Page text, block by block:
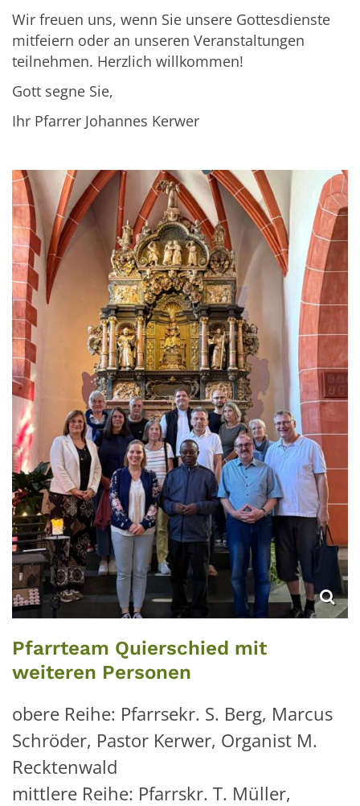
Wir freuen uns, wenn Sie unsere Gottesdienste
mitfeiern oder an unseren Veranstaltungen
teilnehmen. Herzlich willkommen!
Gott segne Sie,
Ihr Pfarrer Johannes Kerwer
Pfarrteam Quierschied mit
weiteren Personen
obere Reihe: Pfarrsekr. S. Berg, Marcus
Schröder, Pastor Kerwer, Organist M.
Recktenwald
mittlere Reihe: Pfarrskr. T. Müller,